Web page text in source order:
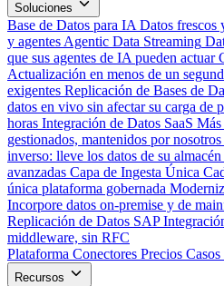
Soluciones
Base de Datos para IA Datos frescos
y agentes Agentic Data Streaming
que sus agentes de IA pueden actuar
Actualización en menos de un
exigentes Replicación de Bases de
datos en vivo sin afectar su carga de
horas Integración de Datos SaaS Más
gestionados, mantenidos por nosotros
inverso: lleve los datos de su
avanzadas Capa de Ingesta Única
única plataforma gobernada
Incorpore datos on-premise y de
Replicación de Datos SAP
middleware, sin RFC
Plataforma Conectores Precios
Recursos